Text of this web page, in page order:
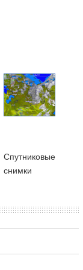
Cпутниковые
снимки